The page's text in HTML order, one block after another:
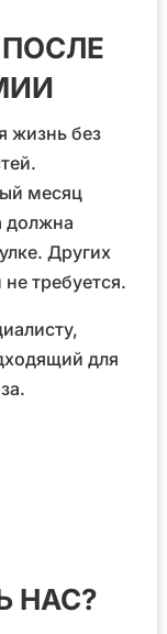
жизнь без
месяц
должна
Других
требуется.
для
НАС?